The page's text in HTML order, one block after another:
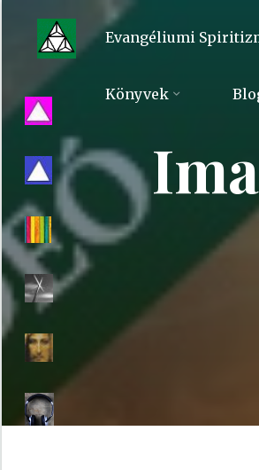
content
Evangéliumi
Evangéliumi
Könyvek